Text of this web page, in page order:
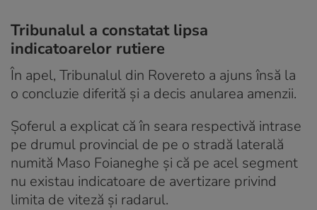
Tribunalul a constatat lipsa
indicatoarelor rutiere
În apel, Tribunalul din Rovereto a ajuns însă la
o concluzie diferită și a decis anularea amenzii.
Șoferul a explicat că în seara respectivă intrase
pe drumul provincial de pe o stradă laterală
numită Maso Foianeghe și că pe acel segment
nu existau indicatoare de avertizare privind
limita de viteză și radarul.